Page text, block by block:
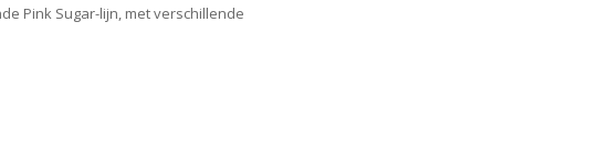
Pink Sugar-lijn, met verschillende